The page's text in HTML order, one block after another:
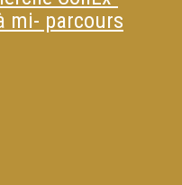
mi- parcours